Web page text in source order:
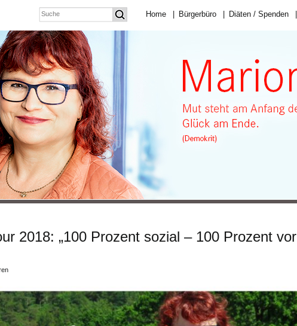
Home Bürgerbüro Diäten / Spenden
2018: „100 Prozent sozial – 100 Prozent vor